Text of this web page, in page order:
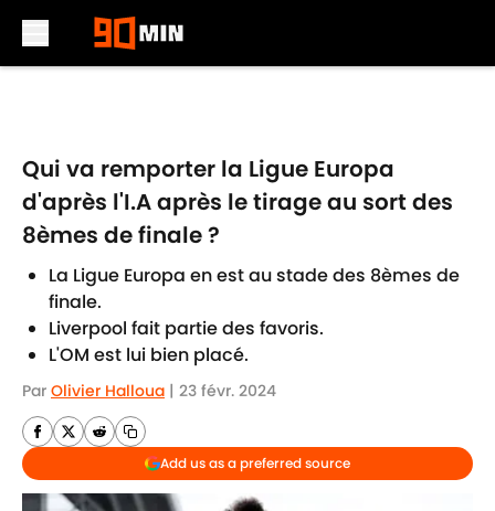
Qui va remporter la Ligue Europa
d'après l'I.A après le tirage au sort des
8èmes de finale ?
La Ligue Europa en est au stade des 8èmes de
finale.
Liverpool fait partie des favoris.
L'OM est lui bien placé.
Par Olivier Halloua | 23 févr. 2024
Add us as a preferred source